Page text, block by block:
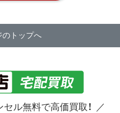
のトップへ
セル無料で高価買取！ ／